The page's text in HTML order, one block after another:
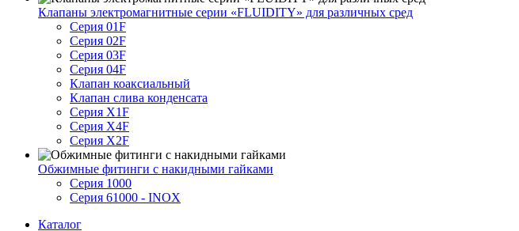
Клапаны электромагнитные серии «FLUIDITY» для различных сред
Серия 01F
Серия 02F
Серия 03F
Серия 04F
Клапан коаксиальный
Клапан слива конденсата
Серия X1F
Серия X4F
Серия X2F
Обжимные фитинги с накидными гайками
Серия 1000
Серия 61000 - INOX
Каталог